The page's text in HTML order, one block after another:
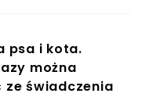
psa i kota.
można
ze świadczenia